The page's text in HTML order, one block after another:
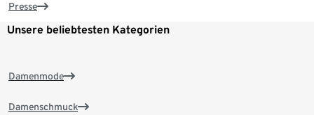
Presse
Unsere beliebtesten Kategorien
Damenmode
Damenschmuck